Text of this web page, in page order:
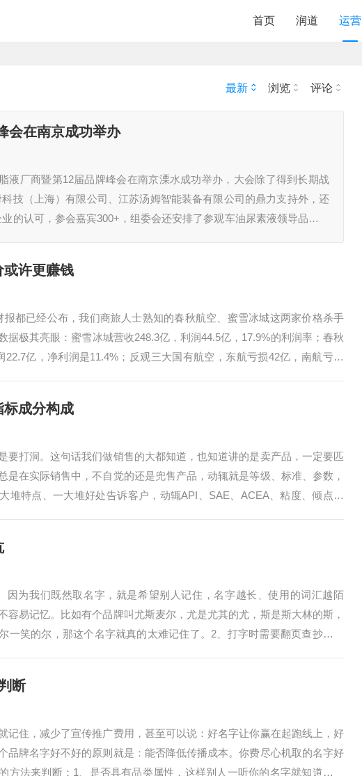
首页 润道 运营
最新 浏览 评论
会在南京成功举办
液厂商暨第12届品牌峰会在南京溧水成功举办，大会除了得到长期战
技（上海）有限公司、江苏汤姆智能装备有限公司的鼎力支持外，还
的认可，参会嘉宾300+，组委会还安排了参观车油尿素液领导品牌，
或许更赚钱
报都已经公布，我们商旅人士熟知的春秋航空、蜜雪冰城这两家价格杀手
据极其亮眼：蜜雪冰城营收248.3亿，利润44.5亿，17.9%的利润率；春秋
22.7亿，净利润是11.4%；反观三大国有航空，东航亏损42亿，南航亏损
标成分构成
要打洞。这句话我们做销售的大都知道，也知道讲的是卖产品，一定要匹
是在实际销售中，不自觉的还是兜售产品，动辄就是等级、标准、参数，
堆特点、一大堆好处告诉客户，动辄API、SAE、ACEA、粘度、倾点等
因为我们既然取名字，就是希望别人记住，名字越长、使用的词汇越陌
容易记忆。比如有个品牌叫尤斯麦尔，尤是尤其的尤，斯是斯大林的斯，
一笑的尔，那这个名字就真的太难记住了。2、打字时需要翻页查抄的名
断
记住，减少了宣传推广费用，甚至可以说：好名字让你赢在起跑线上，好
品牌名字好不好的原则就是：能否降低传播成本。你费尽心机取的名字好
方法来判断：1、是否具有品类属性，这样别人一听你的名字就知道它是